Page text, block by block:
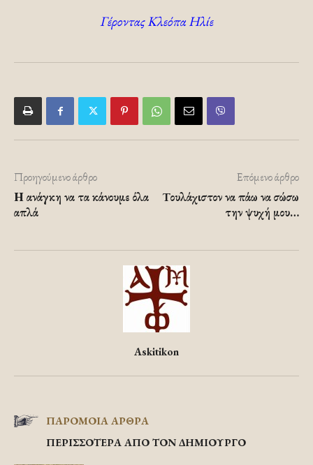
Γέροντας Κλεόπα Ηλίε
Προηγούμενο άρθρο
Η ανάγκη να τα κάνουμε όλα
απλά
Επόμενο άρθρο
Tουλάχιστον να πάω να σώσω
την ψυχή μου…
Askitikon
ΠΑΡΟΜΟΙΑ ΑΡΘΡΑ
ΠΕΡΙΣΣΟΤΕΡΑ ΑΠΟ ΤΟΝ ΔΗΜΙΟΥΡΓΟ